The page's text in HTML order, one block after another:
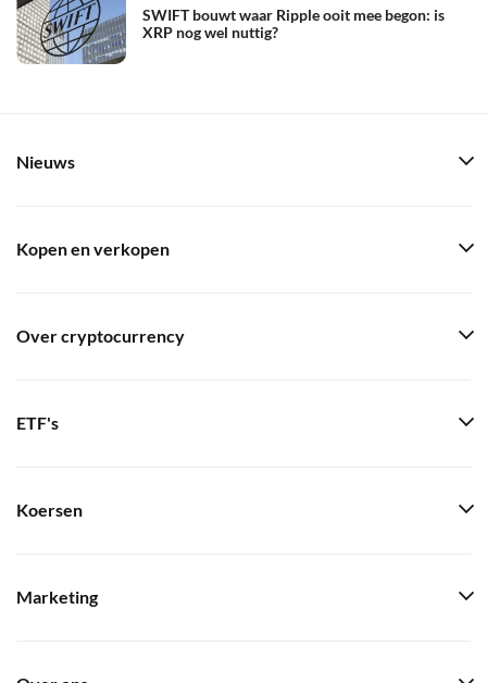
SWIFT bouwt waar Ripple ooit mee begon: is
XRP nog wel nuttig?
Nieuws
Kopen en verkopen
Over cryptocurrency
ETF's
Koersen
Marketing